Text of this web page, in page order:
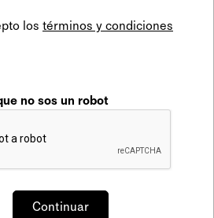
los términos y condiciones
no sos un robot